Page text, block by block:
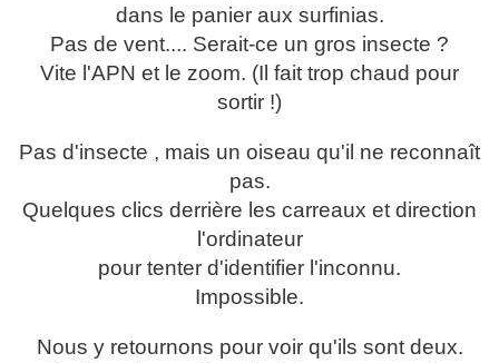
dans le panier aux surfinias.
Pas de vent.... Serait-ce un gros insecte ?
Vite l'APN et le zoom. (Il fait trop chaud pour
sortir !)
Pas d'insecte , mais un oiseau qu'il ne reconnaît
pas.
Quelques clics derrière les carreaux et direction
l'ordinateur
pour tenter d'identifier l'inconnu.
Impossible.
Nous y retournons pour voir qu'ils sont deux.